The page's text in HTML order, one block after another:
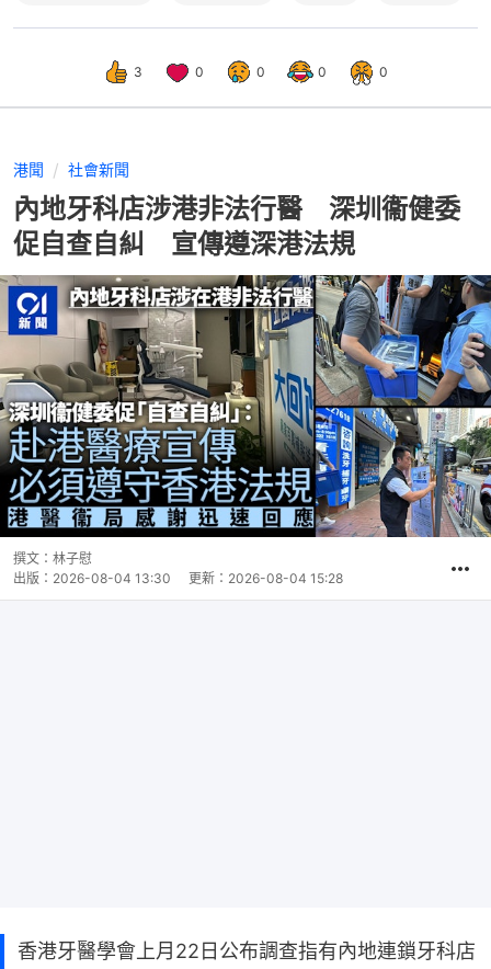
3 0 0 0 0
港聞 社會新聞
內地牙科店涉港非法行醫 深圳衞健委
促自查自糾 宣傳遵深港法規
撰文： 林子慰
出版： 2026-08-04 13:30 更新： 2026-08-04 15:28
香港牙醫學會上月22日公布調查指有內地連鎖牙科店